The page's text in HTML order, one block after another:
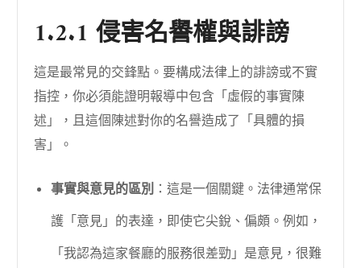
1.2.1 侵害名譽權與誹謗
這是最常見的交鋒點。要構成法律上的誹謗或不實
指控，你必須能證明報導中包含「虛假的事實陳
述」，且這個陳述對你的名譽造成了「具體的損
害」。
事實與意見的區別 ：這是一個關鍵。法律通常保
護「意見」的表達，即使它尖銳、偏頗。例如，
「我認為這家餐廳的服務很差勁」是意見，很難